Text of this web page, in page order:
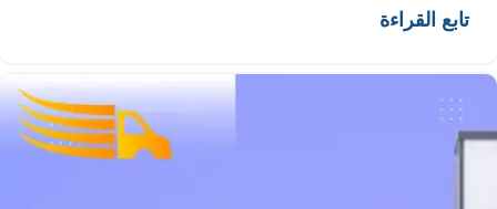
تابع القراءة